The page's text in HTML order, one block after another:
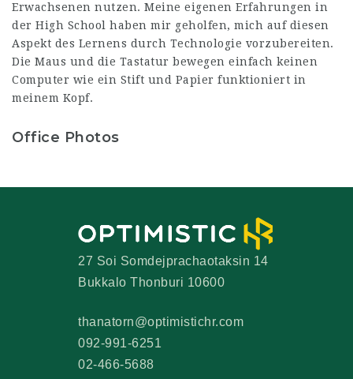
Erwachsenen nutzen. Meine eigenen Erfahrungen in
der High School haben mir geholfen, mich auf diesen
Aspekt des Lernens durch Technologie vorzubereiten.
Die Maus und die Tastatur bewegen einfach keinen
Computer wie ein Stift und Papier funktioniert in
meinem Kopf.
Office Photos
27 Soi Somdejprachaotaksin 14
Bukkalo Thonburi 10600
thanatorn@optimistichr.com
092-991-6251
02-466-5688